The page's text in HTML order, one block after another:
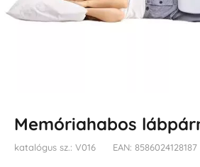
Memóriahabos
katalógus sz.: V016 EAN: 8586024128187